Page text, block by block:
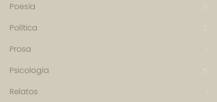
Poesía 9
Política 2
Prosa 1
Psicología 5
Relatos 1